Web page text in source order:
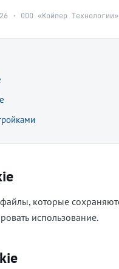
· ООО «Койпер Технологии»
которые
использование.